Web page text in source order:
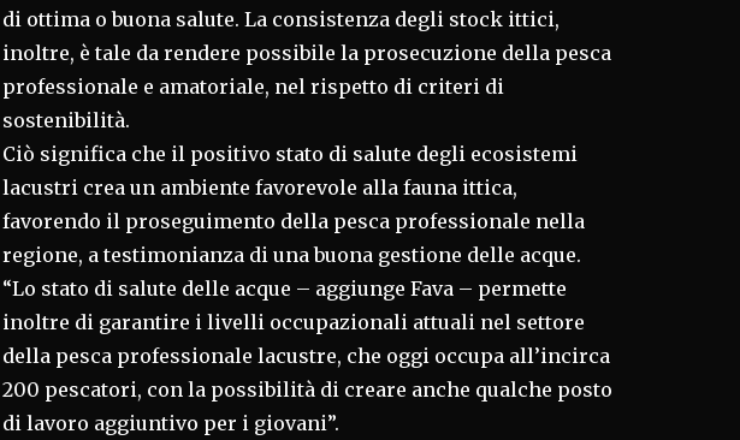
di ottima o buona salute. La consistenza degli stock ittici,
inoltre, è tale da rendere possibile la prosecuzione della pesca
professionale e amatoriale, nel rispetto di criteri di
sostenibilità.
Ciò significa che il positivo stato di salute degli ecosistemi
lacustri crea un ambiente favorevole alla fauna ittica,
favorendo il proseguimento della pesca professionale nella
regione, a testimonianza di una buona gestione delle acque.
“Lo stato di salute delle acque – aggiunge Fava – permette
inoltre di garantire i livelli occupazionali attuali nel settore
della pesca professionale lacustre, che oggi occupa all’incirca
200 pescatori, con la possibilità di creare anche qualche posto
di lavoro aggiuntivo per i giovani”.